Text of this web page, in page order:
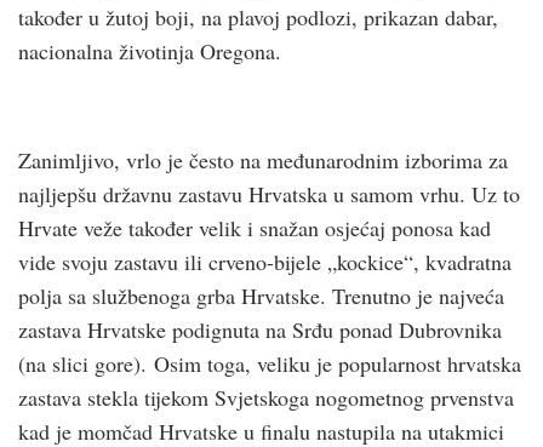
također u žutoj boji, na plavoj podlozi, prikazan dabar,
nacionalna životinja Oregona.
Zanimljivo, vrlo je često na međunarodnim izborima za
najljepšu državnu zastavu Hrvatska u samom vrhu. Uz to
Hrvate veže također velik i snažan osjećaj ponosa kad
vide svoju zastavu ili crveno-bijele „kockice“, kvadratna
polja sa službenoga grba Hrvatske. Trenutno je najveća
zastava Hrvatske podignuta na Srđu ponad Dubrovnika
(na slici gore). Osim toga, veliku je popularnost hrvatska
zastava stekla tijekom Svjetskoga nogometnog prvenstva
kad je momčad Hrvatske u finalu nastupila na utakmici